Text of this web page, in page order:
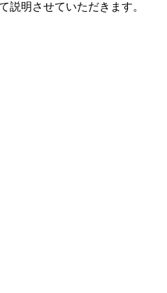
説明させていただきます。